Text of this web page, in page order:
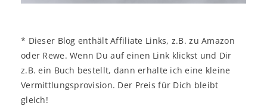
* Dieser Blog enthält Affiliate Links, z.B. zu Amazon
oder Rewe. Wenn Du auf einen Link klickst und Dir
z.B. ein Buch bestellt, dann erhalte ich eine kleine
Vermittlungsprovision. Der Preis für Dich bleibt
gleich!